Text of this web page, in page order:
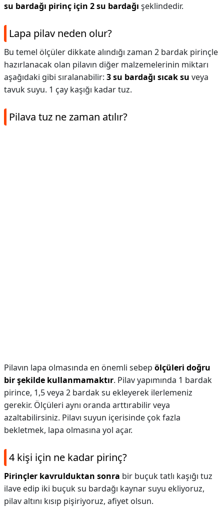
su bardağı pirinç için 2 su bardağı şeklindedir.
Lapa pilav neden olur?
Bu temel ölçüler dikkate alındığı zaman 2 bardak pirinçle
hazırlanacak olan pilavın diğer malzemelerinin miktarı
aşağıdaki gibi sıralanabilir: 3 su bardağı sıcak su veya
tavuk suyu. 1 çay kaşığı kadar tuz.
Pilava tuz ne zaman atılır?
Pilavın lapa olmasında en önemli sebep ölçüleri doğru
bir şekilde kullanmamaktır. Pilav yapımında 1 bardak
pirince, 1,5 veya 2 bardak su ekleyerek ilerlemeniz
gerekir. Ölçüleri aynı oranda arttırabilir veya
azaltabilirsiniz. Pilavı suyun içerisinde çok fazla
bekletmek, lapa olmasına yol açar.
4 kişi için ne kadar pirinç?
Pirinçler kavrulduktan sonra bir buçuk tatlı kaşığı tuz
ilave edip iki buçuk su bardağı kaynar suyu ekliyoruz,
pilav altını kısıp pişiriyoruz, afiyet olsun.